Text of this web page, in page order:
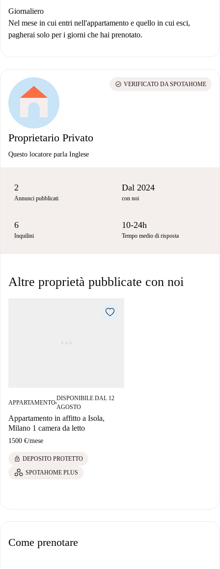
Giornaliero
Nel mese in cui entri nell'appartamento e quello in cui esci,
pagherai solo per i giorni che hai prenotato.
Proprietario Privato
Questo locatore parla Inglese
check_circle VERIFICATO DA SPOTAHOME
2
Annunci pubblicati
Dal 2024
con noi
6
Inquilini
10-24h
Tempo medio di risposta
Altre proprietà pubblicate con noi
APPARTAMENTO■
DISPONIBILE DAL 12
AGOSTO
Appartamento in affitto a Isola,
Milano 1 camera da letto
1500 €/mese
lock DEPOSITO PROTETTO
SPOTAHOME PLUS
Come prenotare